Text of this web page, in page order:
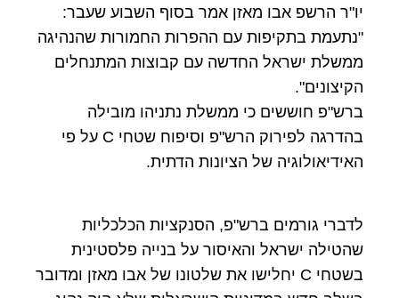
יו"ר הרשפ אבו מאזן אמר בסוף השבוע שעבר:
"נתעמת בתקיפות עם ההפרות החמורות שהנהיגה
ממשלת ישראל החדשה עם קבוצות המתנחלים
הקיצונים".
ברש"פ חוששים כי ממשלת נתניהו מובילה
בהדרגה לפירוק הרש"פ וסיפוח שטחי C על פי
האידיאולוגיה של הציונות הדתית.
לדברי גורמים ברש"פ, הסנקציות הכלכליות
שהטילה ישראל והאיסור על בנייה פלסטינית
בשטחי C יחלישו את שלטונו של אבו מאזן ומדובר